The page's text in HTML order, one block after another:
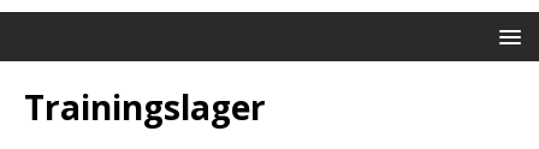
Trainingslager